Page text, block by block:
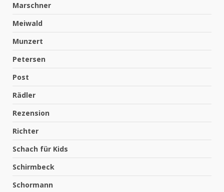
Marschner
Meiwald
Munzert
Petersen
Post
Rädler
Rezension
Richter
Schach für Kids
Schirmbeck
Schormann